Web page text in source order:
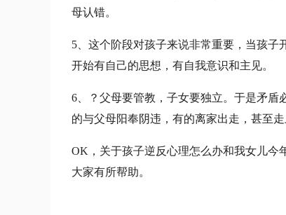
母认错。
5、这个阶段对孩子来说非常重要，当孩子
开始有自己的思想，有自我意识和主见。
6、？父母要管教，子女要独立。于是矛
的与父母阳奉阴违，有的离家出走，甚至走
OK，关于孩子逆反心理怎么办和我女儿今
大家有所帮助。